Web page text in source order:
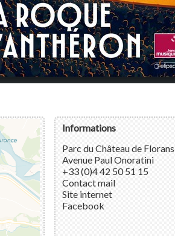
Informations
Parc du Château de Florans
Avenue Paul Onoratini
+33 (0)4 42 50 51 15
Contact mail
Site internet
Facebook